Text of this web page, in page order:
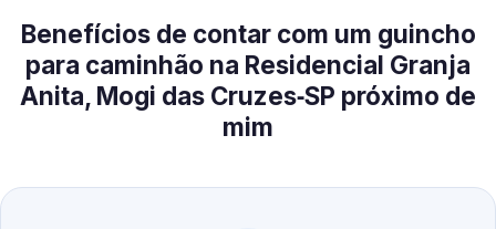
Benefícios de contar com um guincho
para caminhão na Residencial Granja
Anita, Mogi das Cruzes‑SP próximo de
mim